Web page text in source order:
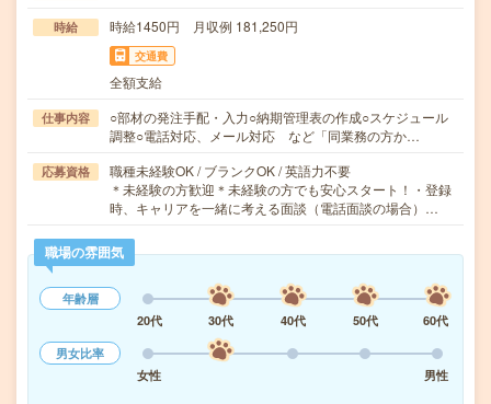
時給 時給1450円 月収例 181,250円
交通費
全額支給
仕事内容
○部材の発注手配・入力○納期管理表の作成○スケジュール
調整○電話対応、メール対応 など「同業務の方か…
応募資格
職種未経験OK / ブランクOK / 英語力不要
＊未経験の方歓迎＊未経験の方でも安心スタート！・登録
時、キャリアを一緒に考える面談（電話面談の場合）…
職場の雰囲気
年齢層
20代
30代 40代 50代
60代
男女比率
女性
男性